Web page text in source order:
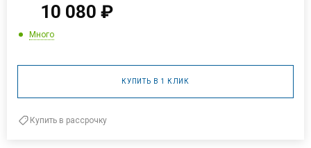
10 080 ₽
Много
КУПИТЬ В 1 КЛИК
Купить в рассрочку